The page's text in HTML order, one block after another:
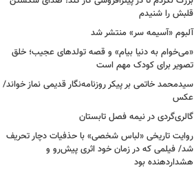
قلبش را شنیدم
آلبوم «آسیمه سر» منتشر شد
«می‌خوام به دنیا بیام» و قصه تولدهای عجیب؛ خلق
تصویر برای کودک مهم است
سیدمحمد خاتمی بر پیکر روزنامه‌نگار قدیمی نماز خواند/
عکس
گالری‌گردی در نیمه فصل تابستان
روایت تاریخی «لباس شخصی» با حذفیات دچار تحریف
شد/ فیلمی که در زمان خود اثری پیش‌رو و
هشداردهنده بود